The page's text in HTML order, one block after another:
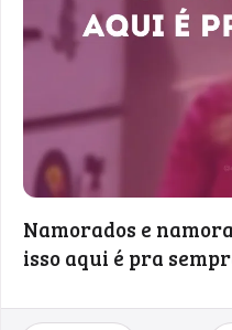
Namorados e
isso aqui é pra